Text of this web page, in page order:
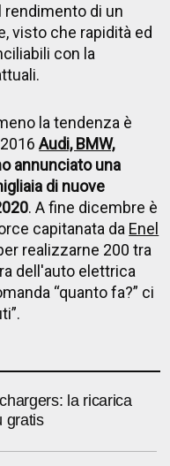
di un
visto che rapidità ed
con la
la tendenza è
2016Audi, BMW,
annunciato una
di nuove
. A fine dicembre è
capitanata da Enel
realizzarne 200 tra
dell'auto elettrica
“quanto fa?” ci
la ricarica
gratis